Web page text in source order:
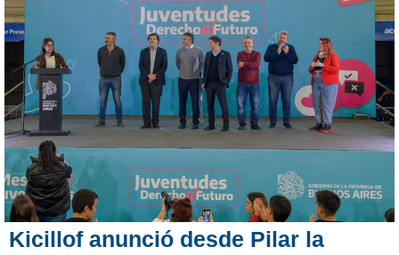
Kicillof anunció desde Pilar la